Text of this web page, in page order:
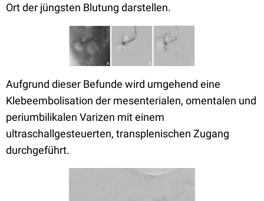
Ort der jüngsten Blutung darstellen.
Aufgrund dieser Befunde wird umgehend eine
Klebeembolisation der mesenterialen, omentalen und
periumbilikalen Varizen mit einem
ultraschallgesteuerten, transplenischen Zugang
durchgeführt.